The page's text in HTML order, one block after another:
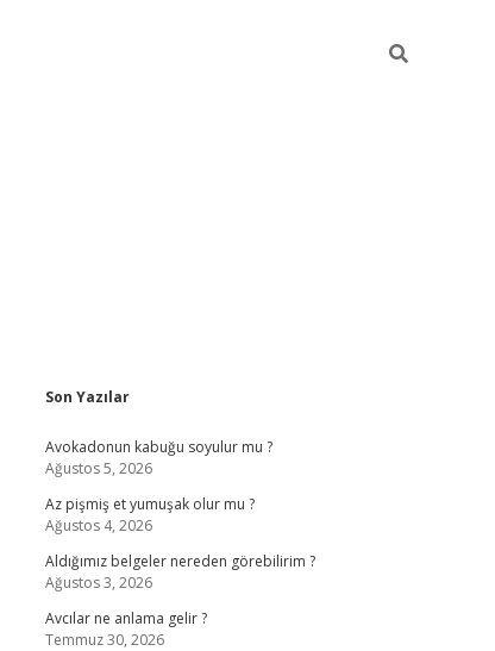
Sidebar
Son Yazılar
Avokadonun kabuğu soyulur mu ?
Ağustos 5, 2026
Az pişmiş et yumuşak olur mu ?
Ağustos 4, 2026
Aldığımız belgeler nereden görebilirim ?
Ağustos 3, 2026
Avcılar ne anlama gelir ?
Temmuz 30, 2026